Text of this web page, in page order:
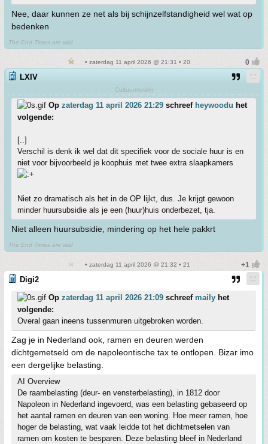
Nee, daar kunnen ze net als bij schijnzelfstandigheid wel wat op
bedenken
The End Times are wild
• zaterdag 11 april 2026 @ 21:31 • 20
LXIV
Cultuurmoslim
Op zaterdag 11 april 2026 21:29 schreef heywoodu het
volgende:
[..]
Verschil is denk ik wel dat dit specifiek voor de sociale huur is en
niet voor bijvoorbeeld je koophuis met twee extra slaapkamers
Niet zo dramatisch als het in de OP lijkt, dus. Je krijgt gewoon
minder huursubsidie als je een (huur)huis onderbezet, tja.
Niet alleen huursubsidie, mindering op het hele pakkrt
The End Times are wild
• zaterdag 11 april 2026 @ 21:32 • 21
Digi2
Op zaterdag 11 april 2026 21:09 schreef maily het
volgende:
Overal gaan ineens tussenmuren uitgebroken worden.
Zag je in Nederland ook, ramen en deuren werden
dichtgemetseld om de napoleontische tax te ontlopen. Bizar imo
een dergelijke belasting.
AI Overview
De raambelasting (deur- en vensterbelasting), in 1812 door
Napoleon in Nederland ingevoerd, was een belasting gebaseerd op
het aantal ramen en deuren van een woning. Hoe meer ramen, hoe
hoger de belasting, wat vaak leidde tot het dichtmetselen van
ramen om kosten te besparen. Deze belasting bleef in Nederland